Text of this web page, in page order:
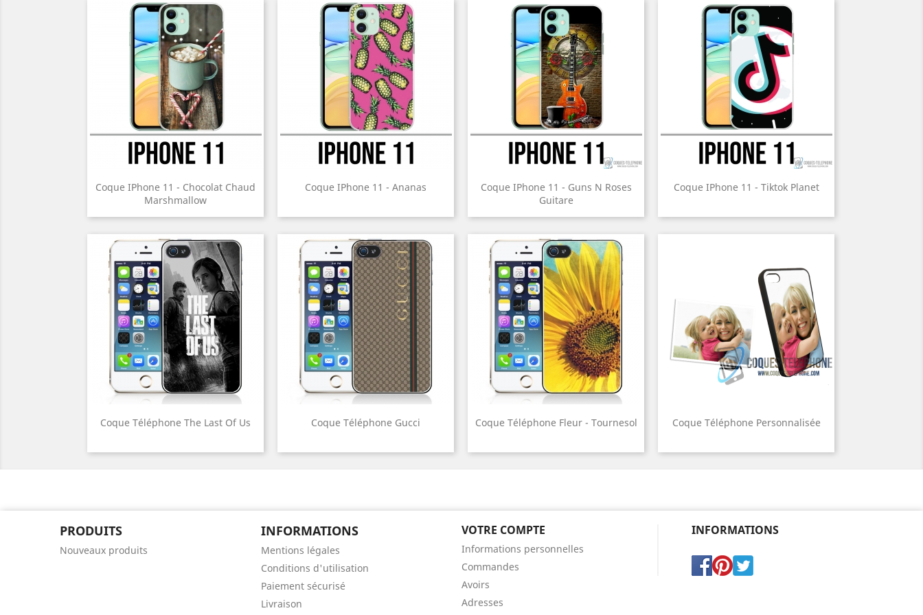
Coque IPhone 11 - Chocolat Chaud
Marshmallow
Coque IPhone 11 - Ananas
Coque IPhone 11 - Guns N Roses
Guitare
Coque IPhone 11 - Tiktok Planet
Coque Téléphone The Last Of Us Coque Téléphone Gucci Coque Téléphone Fleur - Tournesol Coque Téléphone Personnalisée
PRODUITS
Nouveaux produits
INFORMATIONS
Mentions légales
Conditions d'utilisation
Paiement sécurisé
Livraison
VOTRE COMPTE
Informations personnelles
Commandes
Avoirs
Adresses
INFORMATIONS